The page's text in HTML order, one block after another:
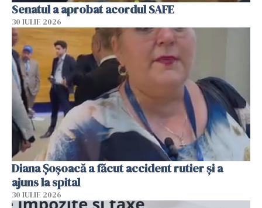
Senatul a aprobat acordul SAFE
30 IULIE 2026
Diana Șoșoacă a făcut accident rutier și a
ajuns la spital
30 IULIE 2026